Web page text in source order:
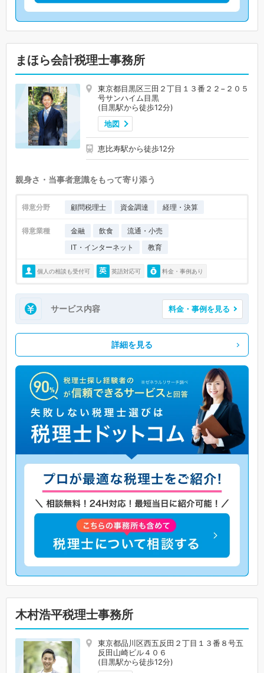
まほら会計税理士事務所
東京都目黒区三田２丁目１３番２２−２０５
号サンハイム目黒
(目黒駅から徒歩12分)
地図
恵比寿駅から徒歩12分
親身さ・当事者意識をもって寄り添う
得意分野 顧問税理士 資金調達 経理・決算
得意業種 金融 飲食
流通・小売
IT・インターネット
教育
個人の相談も受付可 英語対応可 料金・事例あり
サービス内容 料金・事例を見る
詳細を見る
木村浩平税理士事務所
東京都品川区西五反田２丁目１３番８号五
反田山崎ビル４０６
(目黒駅から徒歩12分)